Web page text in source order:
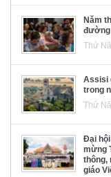
Năm
đường
Thứ
Assisi
trong
Thứ
Đại hội
mừng
thông,
giáo